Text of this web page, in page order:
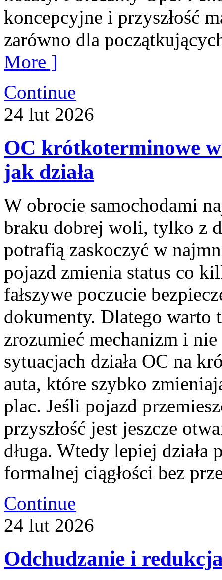
koncepcyjne i przyszłość
zarówno dla
More ]
Continue
24 lut 2026
OC krótkoterminowe
jak działa
W obrocie samochodami
braku dobrej woli, tylko z
potrafią zaskoczyć w
pojazd zmienia status co
fałszywe poczucie
dokumenty. Dlatego warto
zrozumieć mechanizm i
sytuacjach działa OC na
auta, które szybko
plac. Jeśli pojazd
przyszłość jest jeszcze
długa. Wtedy lepiej działa
formalnej ciągłości bez
Continue
24 lut 2026
Odchudzanie i